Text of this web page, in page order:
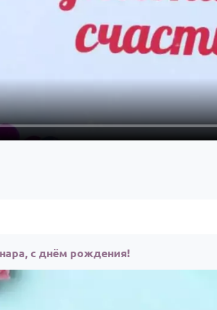
с днём рождения!